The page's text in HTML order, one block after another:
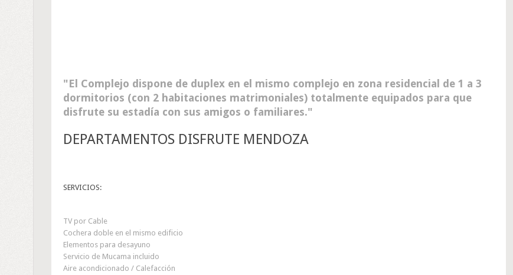
El Complejo dispone de duplex en el mismo complejo en zona residencial de 1 a 3
dormitorios (con 2 habitaciones matrimoniales) totalmente equipados para que
disfrute su estadía con sus amigos o familiares.
DEPARTAMENTOS DISFRUTE MENDOZA
SERVICIOS:
TV por Cable
Cochera doble en el mismo edificio
Elementos para desayuno
Servicio de Mucama incluido
Aire acondicionado / Calefacción